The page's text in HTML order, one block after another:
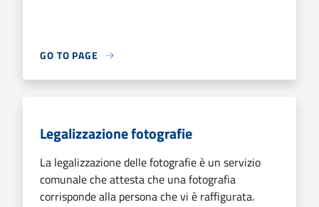
GO TO PAGE
Legalizzazione fotografie
La legalizzazione delle fotografie è un servizio
comunale che attesta che una fotografia
corrisponde alla persona che vi è raffigurata.